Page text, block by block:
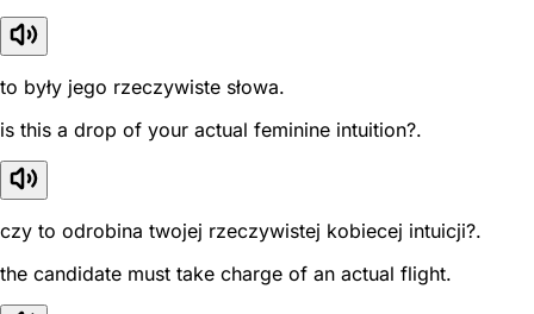
to były jego rzeczywiste słowa.
is this a drop of your actual feminine intuition?.
czy to odrobina twojej rzeczywistej kobiecej intuicji?.
the candidate must take charge of an actual flight.